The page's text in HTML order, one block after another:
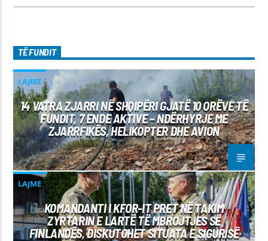
TË FUNDIT
LAJME
14 VATRA ZJARRI NË SHQIPËRI GJATË 10 ORËVE TË
FUNDIT, 7 ENDE AKTIVE – NDËRHYRJE ME
ZJARRFIKËS, HELIKOPTER DHE AVION
LAJME
KOMANDANTI I KFOR-IT PRET NË TAKIM
ZYRTARIN E LARTË TË MBROJTJES SË
FINLANDËS, DISKUTOHET SITUATA E SIGURISË